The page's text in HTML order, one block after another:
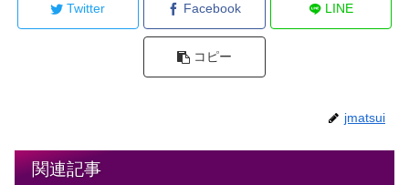
Twitter Facebook LINE
コピー
jmatsui
関連記事